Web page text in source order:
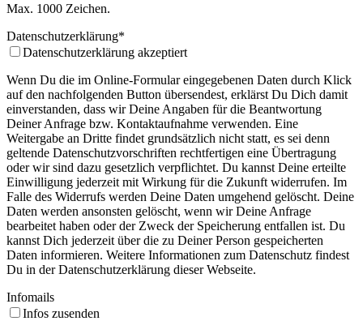
Max. 1000 Zeichen.
Datenschutzerklärung*
Datenschutzerklärung akzeptiert
Wenn Du die im Online-Formular eingegebenen Daten durch Klick
auf den nachfolgenden Button übersendest, erklärst Du Dich damit
einverstanden, dass wir Deine Angaben für die Beantwortung
Deiner Anfrage bzw. Kontaktaufnahme verwenden. Eine
Weitergabe an Dritte findet grundsätzlich nicht statt, es sei denn
geltende Datenschutzvorschriften rechtfertigen eine Übertragung
oder wir sind dazu gesetzlich verpflichtet. Du kannst Deine erteilte
Einwilligung jederzeit mit Wirkung für die Zukunft widerrufen. Im
Falle des Widerrufs werden Deine Daten umgehend gelöscht. Deine
Daten werden ansonsten gelöscht, wenn wir Deine Anfrage
bearbeitet haben oder der Zweck der Speicherung entfallen ist. Du
kannst Dich jederzeit über die zu Deiner Person gespeicherten
Daten informieren. Weitere Informationen zum Datenschutz findest
Du in der Datenschutzerklärung dieser Webseite.
Infomails
Infos zusenden